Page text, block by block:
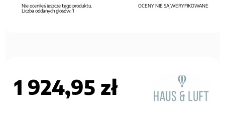
OCENY NIE SĄ WERYFIKOWANE
Nie oceniłeś jeszcze tego produktu.
Liczba oddanych głosów:1
1 924,95 zł